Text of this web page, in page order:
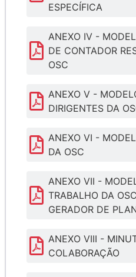
ESPECÍFICA
ANEXO IV -
DE CONTADOR
OSC
ANEXO V -
DIRIGENTES DA
ANEXO VI -
DA OSC
ANEXO VII -
TRABALHO DA
GERADOR DE
ANEXO VIII -
COLABORAÇÃO